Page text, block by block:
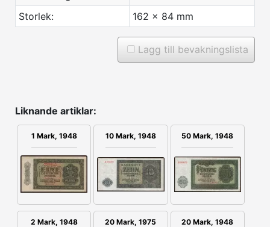
Storlek:
162 x 84 mm
Lagg till bevakningslista
Liknande artiklar:
1 Mark, 1948 10 Mark, 1948 50 Mark, 1948
2 Mark, 1948 20 Mark, 1975 20 Mark, 1948